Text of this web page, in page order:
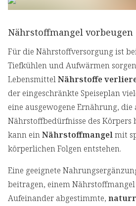
Nährstoffmangel vorbeugen
Für die Nährstoffversorgung ist
Tiefkühlen und Aufwärmen
LebensmittelNährstoffe
der eingeschränkte Speiseplan
eine ausgewogene Ernährung, die
Nährstoffbedürfnisse des Körpers
kann einNährstoffmangelmit
körperlichen Folgen entstehen.
Eine geeignete
beitragen, einem
Aufeinander abgestimmte,